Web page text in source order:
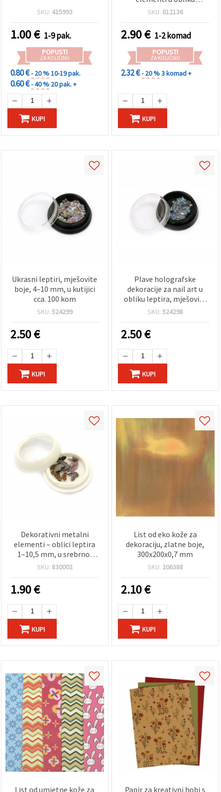
SKU: 415993
1.00€ 1-9 pak.
POPUSTI
ZA KOLIČINU
0.80 €- 20 %10-19 pak.
0.60 €- 40 % 20 pak. +
KUPI
zvijezde, ljepilo i 2 kista
SKU: 612136
2.90€ 1-2 komad
POPUSTI
ZA KOLIČINU
2.32 €- 20 %3 komad +
KUPI
Ukrasni leptiri, mješovite
boje, 4–10 mm, u kutijici
cca. 100 kom
SKU: 524299
2.50€
KUPI
Plave holografske
dekoracije za nail art u
obliku leptira, mješovite
veličine 4–10 mm, oko 100
poklopcem, plastične
šljokice za manikuru,
epoksidnu smolu i DIY
hobi projekte
SKU: 524298
2.50€
KUPI
Dekorativni metalni
elementi – oblici leptira
1–10,5 mm, u srebrnoj
boji, mješoviti dizajni, u
SKU: 830002
1.90€
KUPI
List od eko kože za
dekoraciju, zlatne boje,
300x200x0,7 mm
SKU: 206388
2.10€
KUPI
List od umjetne kože za Papir za kreativni hobi s